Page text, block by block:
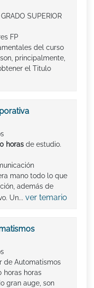
SUPERIOR
FP
del curso
principalmente,
el Titulo
horas de estudio.
mano todo lo que
además de
Un... ver temario
de Automatismos
horas horas
gran auge, son